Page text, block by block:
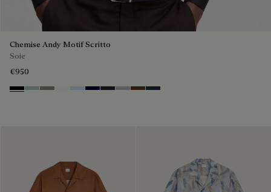
Chemise Andy Motif Scritto
Soie
€950
NoirDuck Egg
Slate Green
Blanc Optique
Sky Blue
Nero Blue
Cold Night Blue
Icy Grey
Earth Brown
Blue Indigo